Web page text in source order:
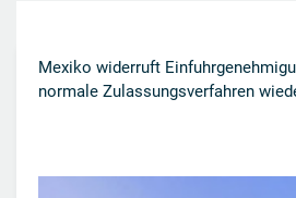
Mexiko widerruft
normale Zulassungsverfahren